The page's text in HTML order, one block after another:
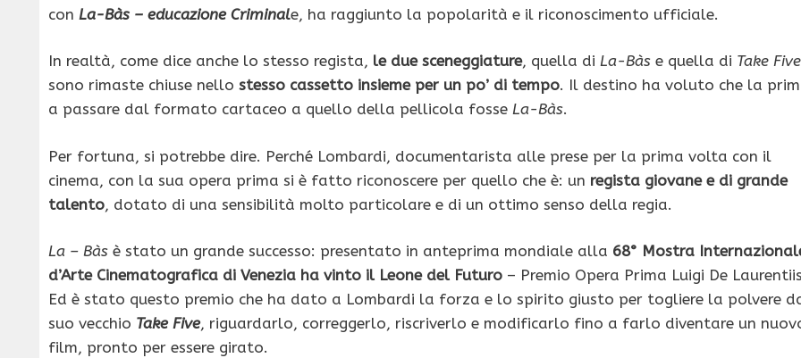
con La-Bàs – educazione Criminale, ha raggiunto la popolarità e il riconoscimento ufficiale.
In realtà, come dice anche lo stesso regista, le due sceneggiature, quella di La-Bàs e quella di Take Five
sono rimaste chiuse nello stesso cassetto insieme per un po’ di tempo. Il destino ha voluto che la
a passare dal formato cartaceo a quello della pellicola fosse La-Bàs.
Per fortuna, si potrebbe dire. Perché Lombardi, documentarista alle prese per la prima volta con il
cinema, con la sua opera prima si è fatto riconoscere per quello che è: un regista giovane e di grande
talento, dotato di una sensibilità molto particolare e di un ottimo senso della regia.
La – Bàs è stato un grande successo: presentato in anteprima mondiale alla 68° Mostra
d’Arte Cinematografica di Venezia ha vinto il Leone del Futuro – Premio Opera Prima Luigi De
Ed è stato questo premio che ha dato a Lombardi la forza e lo spirito giusto per togliere la polvere
suo vecchio Take Five, riguardarlo, correggerlo, riscriverlo e modificarlo fino a farlo diventare un
film, pronto per essere girato.